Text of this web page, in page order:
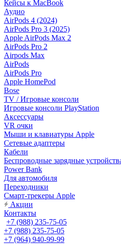
Кейсы к MacBook
Аудио
AirPods 4 (2024)
AirPods Pro 3 (2025)
Apple AirPods Max 2
AirPods Pro 2
Airpods Max
AirPods
AirPods Pro
Apple HomePod
Bose
TV / Игровые консоли
Игровые консоли PlayStation
Аксессуары
VR очки
Мыши и клавиатуры Apple
Сетевые адаптеры
Кабели
Беспроводные зарядные
Power Bank
Для автомобиля
Переходники
Смарт-трекеры Apple
Акции
Контакты
+7 (988) 235-75-05
+7 (988) 235-75-05
+7 (964) 940-99-99